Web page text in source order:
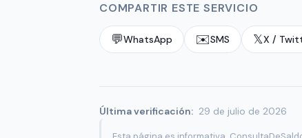
COMPARTIR ESTE SERVICIO
💬WhatsApp ✉️SMS 𝕏X /
Última verificación: 29 de julio de 2026